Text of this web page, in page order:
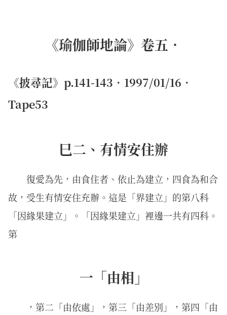
《瑜伽師地論》卷五．
《披尋記》p.141-143．1997/01/16．
Tape53
巳二、有情安住辦
復愛為先，由食住者、依止為建立，四食為和合
故，受生有情安住充辦。這是「界建立」的第八科
「因緣果建立」。「因緣果建立」裡邊一共有四科。
第
一「由相」
，第二「由依處」，第三「由差別」，第四「由